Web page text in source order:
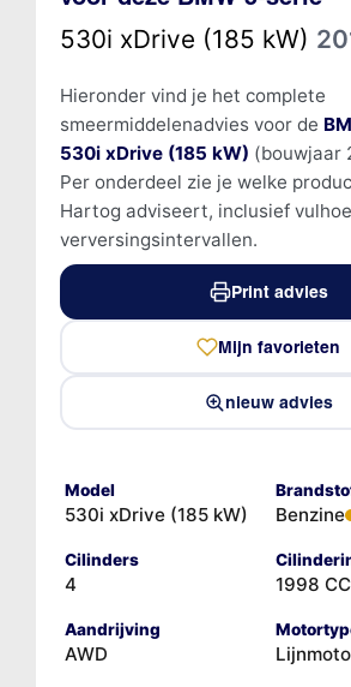
530i xDrive (185 kW)
Hieronder vind je het complete
smeermiddelenadvies voor de
530i xDrive (185 kW) (bouwjaar
Per onderdeel zie je welke
Hartog adviseert, inclusief
verversingsintervallen.
Print advies
Mijn favorieten
nieuw advies
Model
530i xDrive (185 kW) Benzine
Cilinders
4 1998 CC
Aandrijving
AWD